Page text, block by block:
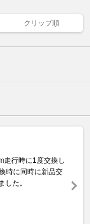
クリップ順
走行時に1度交換し
時に同時に新品交
した。